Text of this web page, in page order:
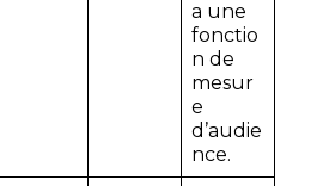
a une
fonctio
n de
mesur
e
d’audie
nce.